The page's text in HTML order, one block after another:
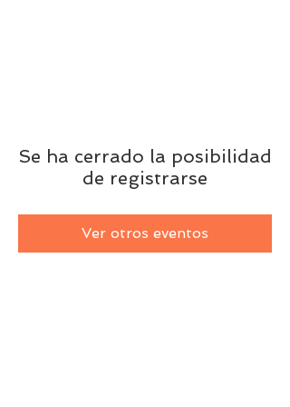
Se ha cerrado la posibilidad
de registrarse
Ver otros eventos